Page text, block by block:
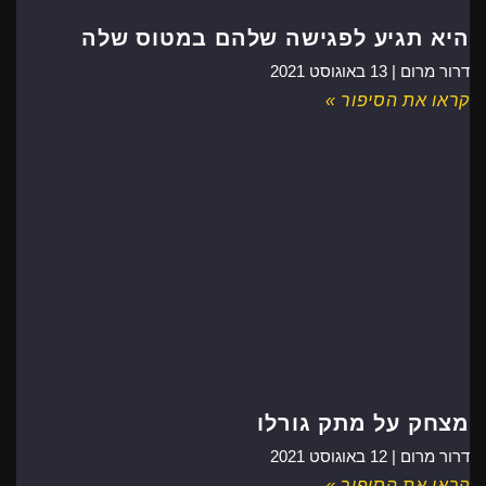
היא תגיע לפגישה שלהם במטוס שלה
דרור מרום | 13 באוגוסט 2021
קראו את הסיפור »
מצחק על מתק גורלו
דרור מרום | 12 באוגוסט 2021